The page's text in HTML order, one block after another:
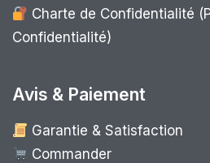
Charte de Confidentialité
Confidentialité)
Avis & Paiement
Garantie & Satisfaction
Commander